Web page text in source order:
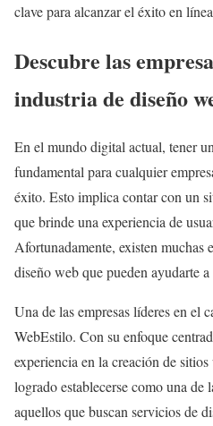
clave para alcanzar el éxito en
Descubre las
industria de diseño
En el mundo digital actual, tener
fundamental para cualquier
éxito. Esto implica contar con un
que brinde una experiencia de
Afortunadamente, existen muchas
diseño web que pueden ayudarte
Una de las empresas líderes en el
WebEstilo. Con su enfoque
experiencia en la creación de
logrado establecerse como una de
aquellos que buscan servicios de